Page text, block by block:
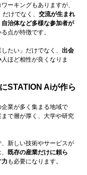
ーキングもありますが、
けでなく、 交流が生まれ
治体など多様な参加者が
点が特徴です。
たい」だけでなく、 出会
人ほど相性が良くなりま
STATION Aiが作ら
業が多く集まる地域で
で層が厚く、大学や研究
新しい技術やサービスが
既存の産業だけに頼ら
も必要になります。